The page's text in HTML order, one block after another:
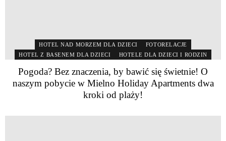
HOTEL NAD MORZEM DLA DZIECI
FOTORELACJE
HOTEL Z BASENEM DLA DZIECI
HOTELE DLA DZIECI I RODZIN
Pogoda? Bez znaczenia, by bawić się świetnie! O
naszym pobycie w Mielno Holiday Apartments dwa
kroki od plaży!